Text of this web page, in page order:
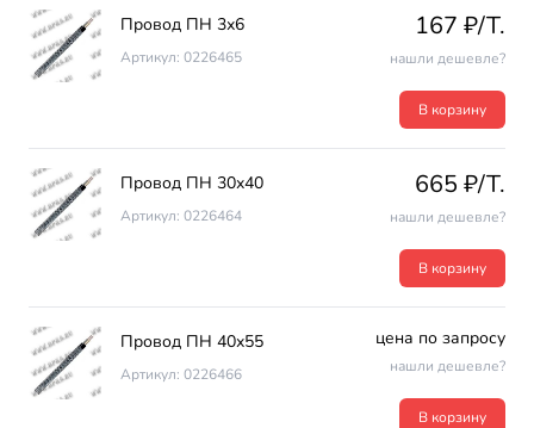
Провод ПН 3х6
Артикул: 0226465
167 ₽/T.
нашли дешевле?
В корзину
Провод ПН 30х40
Артикул: 0226464
665 ₽/T.
нашли дешевле?
В корзину
Провод ПН 40х55
Артикул: 0226466
цена по запросу
нашли дешевле?
В корзину